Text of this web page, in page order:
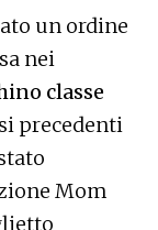
un ordine
nei
classe
precedenti
Mom